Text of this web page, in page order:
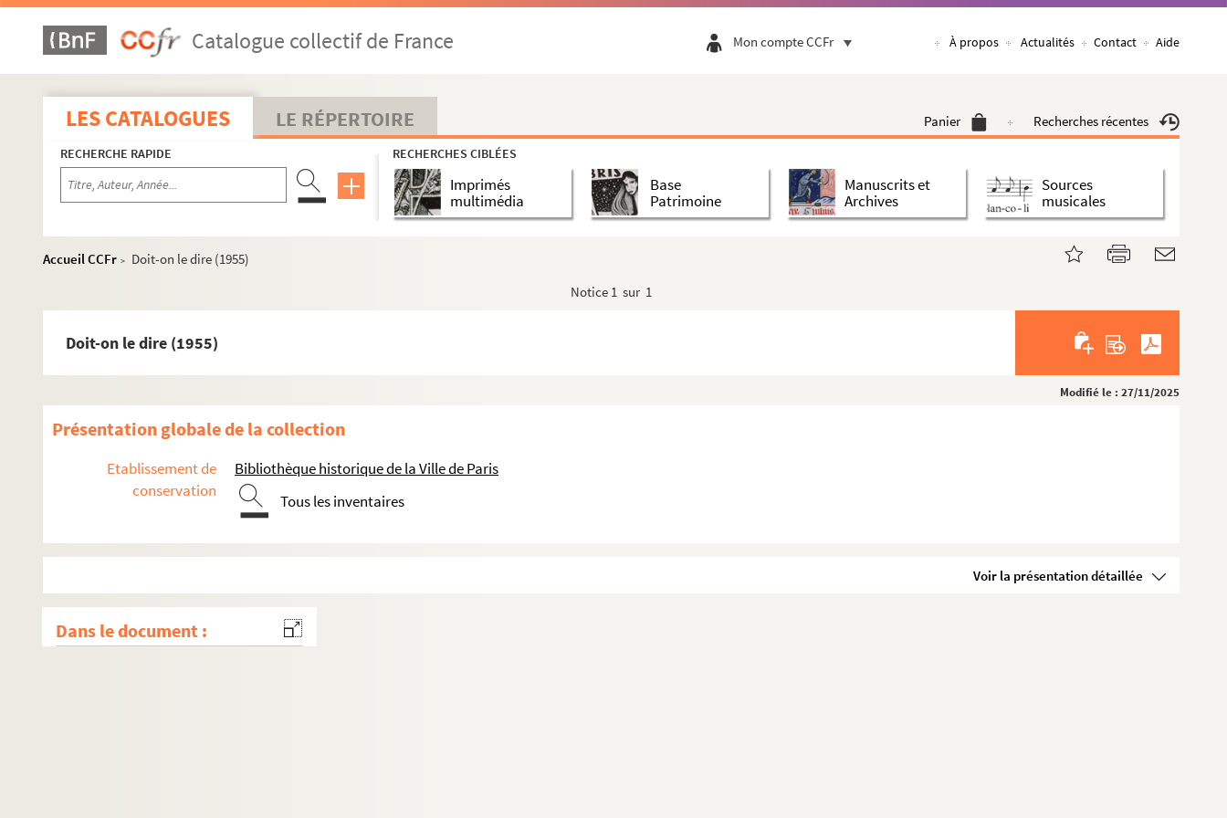
Catalogue collectif de France Mon compte CCFr À propos Actualités Contact Aide
LES CATALOGUES LE RÉPERTOIRE Panier Recherches récentes
RECHERCHE RAPIDE RECHERCHES CIBLÉES
Imprimés
multimédia
Base
Patrimoine
Manuscrits et
Archives
Sources
musicales
Accueil CCFr >
Doit-on le dire (1955)
Notice 1 sur 1
Doit-on le dire (1955)
Modifié le : 27/11/2025
Présentation globale de la collection
Etablissement de
conservation
Bibliothèque historique de la Ville de Paris
Tous les inventaires
Voir la présentation détaillée
Dans le document :